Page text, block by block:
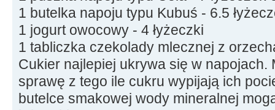
1 butelka napoju typu Kubuś - 6.5
1 jogurt owocowy - 4 łyżeczki
1 tabliczka czekolady mlecznej z
Cukier najlepiej ukrywa się w napojach.
sprawę z tego ile cukru wypijają ich
butelce smakowej wody mineralnej